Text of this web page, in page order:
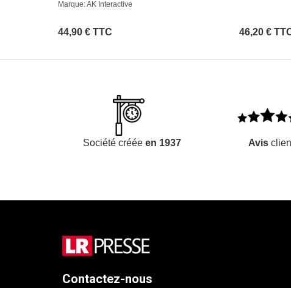
Marque: AK Interactive
44,90 € TTC 46,20 €
Société créée en 1937 Avis
Contactez-nous